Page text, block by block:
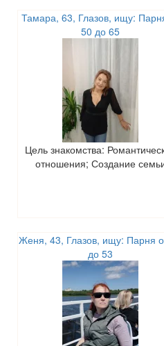
Тамара, 63, Глазов, ищу:
50 до 65
Цель знакомства:
отношения; Создание
Женя, 43, Глазов, ищу: Парня
до 53